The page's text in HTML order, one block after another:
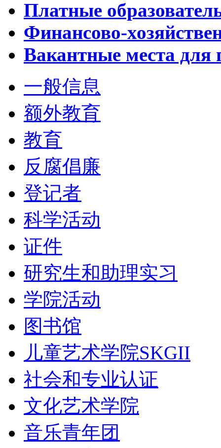
Платные
Финансово-
Вакантные места для
一般信息
额外教育
教育
反腐倡廉
登记者
科学活动
证件
研究生和助理实习
学院活动
图书馆
儿童艺术学院SKGII
社会和专业认证
文化艺术学院
音乐青年团